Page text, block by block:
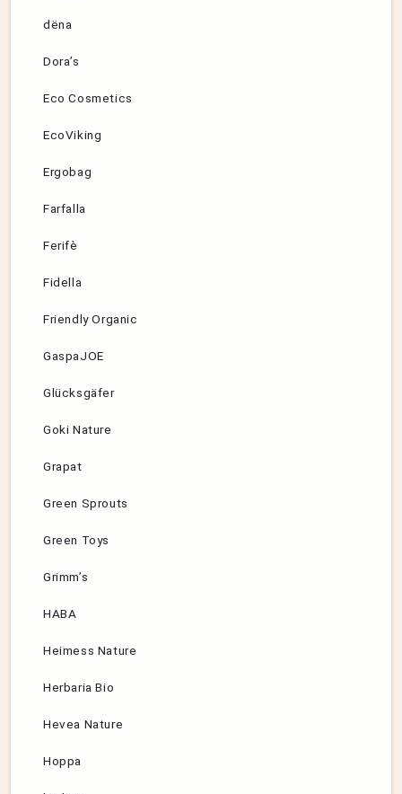
dëna
Dora’s
Eco Cosmetics
EcoViking
Ergobag
Farfalla
Ferifè
Fidella
Friendly Organic
GaspaJOE
Glücksgäfer
Goki Nature
Grapat
Green Sprouts
Green Toys
Grimm’s
HABA
Heimess Nature
Herbaria Bio
Hevea Nature
Hoppa